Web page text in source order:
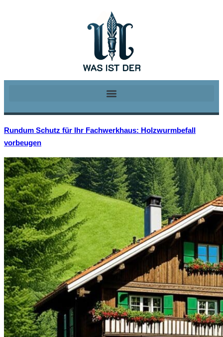
Rundum Schutz für Ihr Fachwerkhaus: Holzwurmbefall
vorbeugen